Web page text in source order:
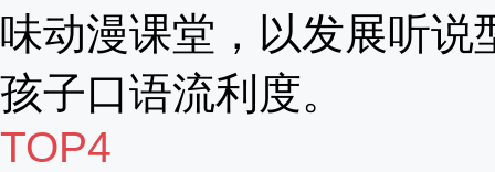
味动漫课堂，以发展听说
孩子口语流利度。
TOP4